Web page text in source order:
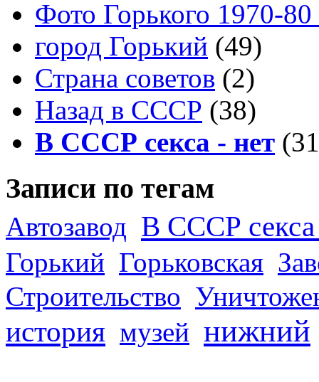
Фото Горького 1970-80
город Горький (49)
Страна советов (2)
Назад в СССР (38)
В СССР секса - нет
Записи по тегам
Автозавод В СССР секса
Горький Горьковская
Строительство
история музей нижний